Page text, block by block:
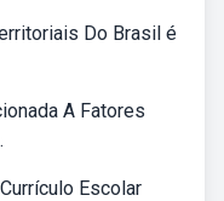
Do Brasil é
A Fatores
Escolar